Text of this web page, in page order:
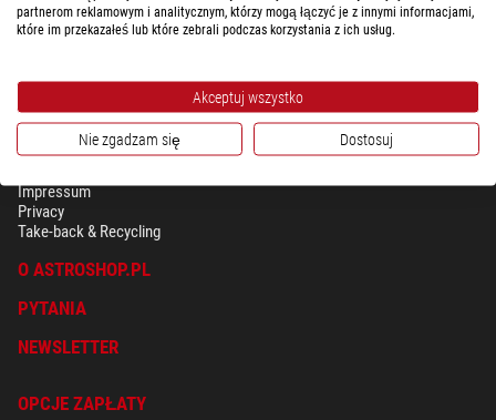
jak również w zakresie przygotowywania próbek biologicznych.
BEZPIECZEŃSTWO & OCHRONA DANYCH OSOBISTYCH
Impressum
Privacy
Take-back & Recycling
O ASTROSHOP.PL
PYTANIA
NEWSLETTER
OPCJE ZAPŁATY
partnerom reklamowym i analitycznym, którzy mogą łączyć je z innymi informacjami,
które im przekazałeś lub które zebrali podczas korzystania z ich usług.
Akceptuj wszystko
Nie zgadzam się Dostosuj